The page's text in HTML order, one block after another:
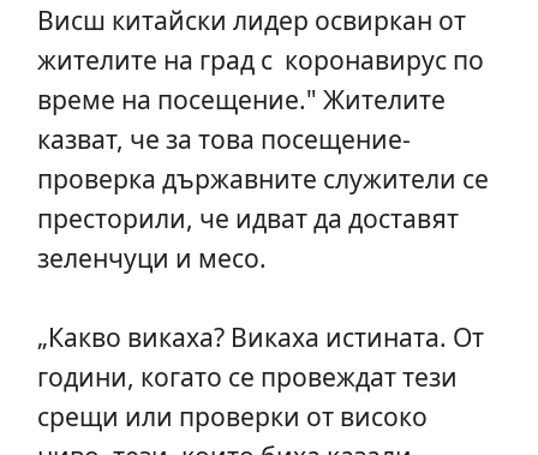
Висш китайски лидер освиркан от
жителите на град с коронавирус по
време на посещение." Жителите
казват, че за това посещение-
проверка държавните служители се
престорили, че идват да доставят
зеленчуци и месо.
„Какво викаха? Викаха истината. От
години, когато се провеждат тези
срещи или проверки от високо